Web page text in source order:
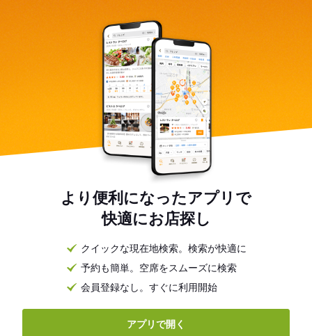
より便利になったアプリで
快適にお店探し
クイックな現在地検索。検索が快適に
予約も簡単。空席をスムーズに検索
会員登録なし。すぐに利用開始
アプリで開く